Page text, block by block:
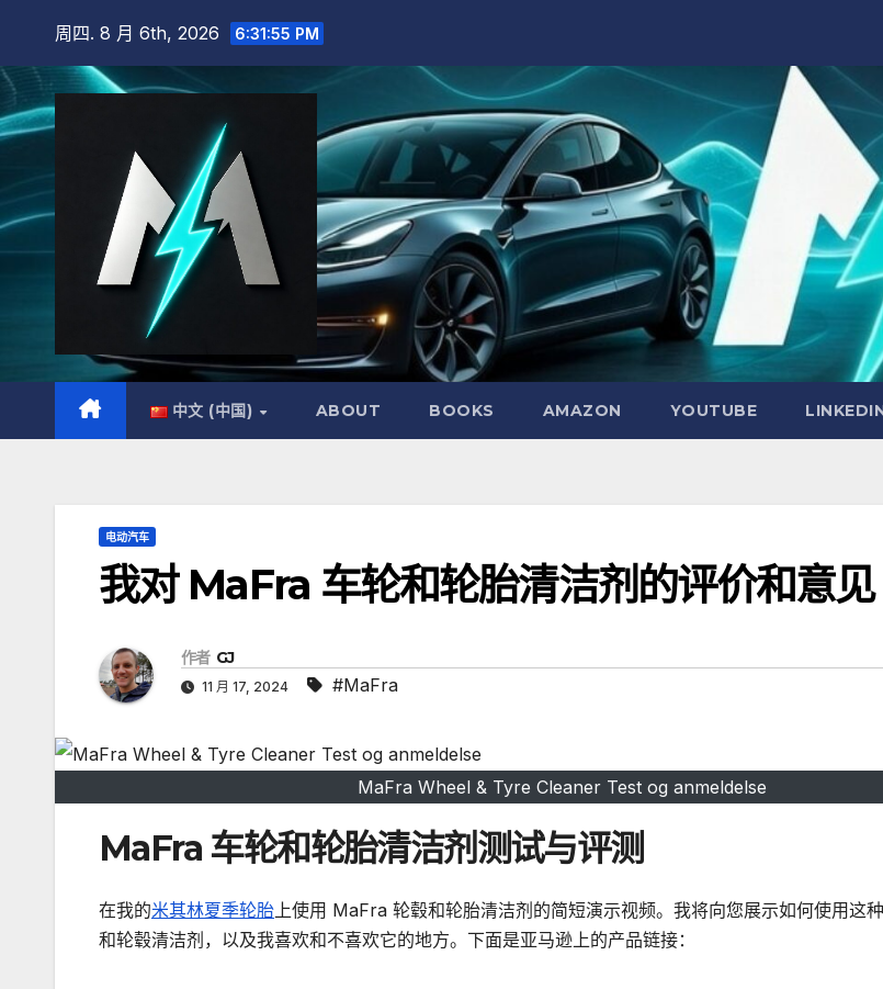
内
容
周四. 8 月 6th, 2026 6:31:56 PM
中文 (中国) ABOUT BOOKS AMAZON YOUTUBE
电动汽车
我对 MaFra 车轮和轮胎清洁剂的评价和意见
作者 GJ
11 月 17, 2024 #MaFra
MaFra Wheel & Tyre Cleaner Test og anmeldelse
MaFra 车轮和轮胎清洁剂测试与评测
在我的米其林夏季轮胎 上使用 MaFra 轮毂和轮胎清洁剂的简短演示视频。我将向您展示如何使用这
和轮毂清洁剂，以及我喜欢和不喜欢它的地方。下面是亚马逊上的产品链接：